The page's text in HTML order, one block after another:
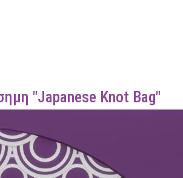
"Japanese Knot Bag"